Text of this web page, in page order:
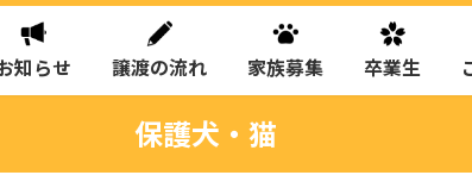
知らせ 譲渡の流れ 家族募集 卒業生
保護犬・猫